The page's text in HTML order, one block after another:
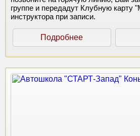
группе и передадут Клубную карту
инструктора при записи.
Подробнее